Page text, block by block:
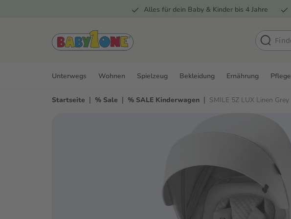
Alles für dein Baby & Kinder bis 4 Jahre
Unterwegs Wohnen Spielzeug Bekleidung Ernährung Pflege
Startseite | % Sale | % SALE Kinderwagen | SMILE 5Z LUX Linen Grey